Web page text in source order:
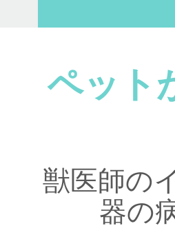
ペット
獣医師の
器の